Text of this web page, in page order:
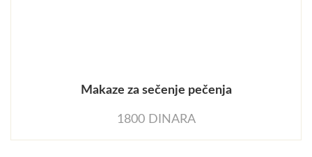
Makaze za sečenje pečenja
1800 DINARA